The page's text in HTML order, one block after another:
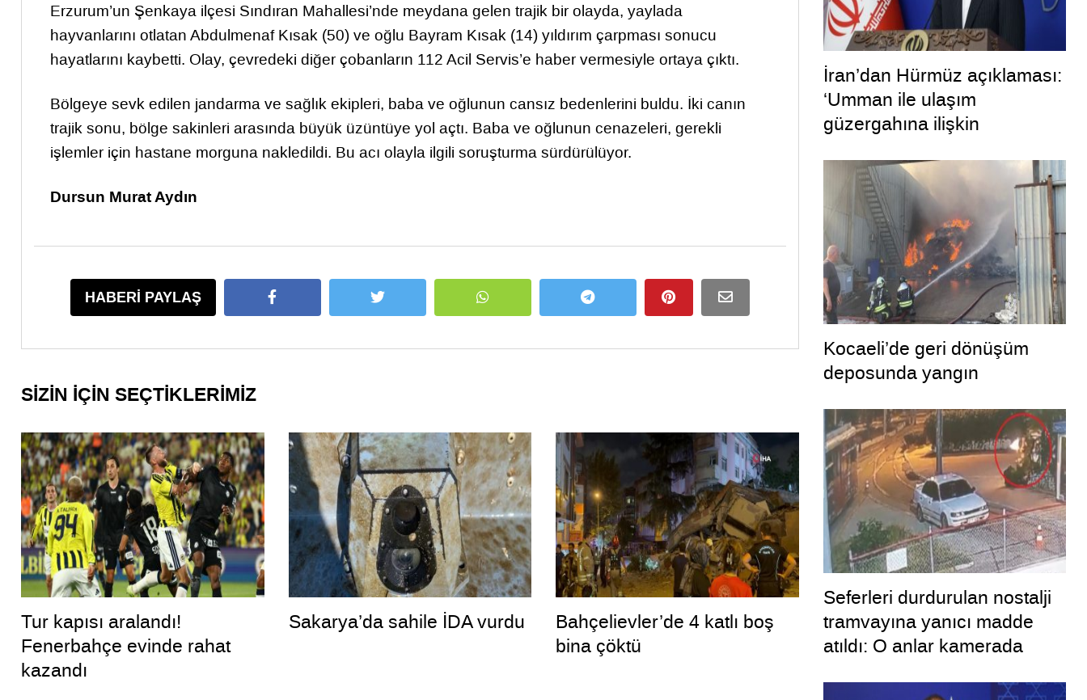
Erzurum’un Şenkaya ilçesi Sındıran Mahallesi’nde meydana gelen trajik bir olayda, yaylada
hayvanlarını otlatan Abdulmenaf Kısak (50) ve oğlu Bayram Kısak (14) yıldırım çarpması sonucu
hayatlarını kaybetti. Olay, çevredeki diğer çobanların 112 Acil Servis’e haber vermesiyle ortaya çıktı.
Bölgeye sevk edilen jandarma ve sağlık ekipleri, baba ve oğlunun cansız bedenlerini buldu. İki canın
trajik sonu, bölge sakinleri arasında büyük üzüntüye yol açtı. Baba ve oğlunun cenazeleri, gerekli
işlemler için hastane morguna nakledildi. Bu acı olayla ilgili soruşturma sürdürülüyor.
Dursun Murat Aydın
HABERİ PAYLAŞ
SİZİN İÇİN SEÇTİKLERİMİZ
Tur kapısı aralandı!
Fenerbahçe evinde rahat
kazandı
Sakarya’da sahile İDA vurdu
Bahçelievler’de 4 katlı boş
bina çöktü
İran’dan Hürmüz açıklaması:
‘Umman ile ulaşım
güzergahına ilişkin
Kocaeli’de geri dönüşüm
deposunda yangın
Seferleri durdurulan nostalji
tramvayına yanıcı madde
atıldı: O anlar kamerada